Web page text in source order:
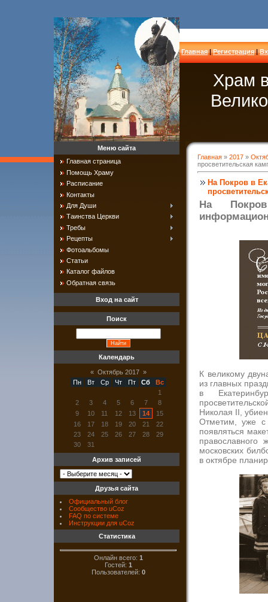
Главная|Регистрация|
Храм
Главная » 2017 »
просветительская
На Покров в
На Покров
К великому
из главных
в
Николая II,
Отметим, уже с
появляться
московских
в октябре
Меню сайта
Главная страница
Помощь Храму
Расписание
Контакты
Для Души
Таинства Церкви
Требы
Рецепты
Фотоальбомы
Статьи
Каталог файлов
Обратная связь
Вход на сайт
Поиск
Календарь
« Октябрь 2017 »
Пн
Вт Ср Чт Пт Сб
Вс
1
2
3 4 5 6 7
8
9
10 11 12 13 14
15
16
17 18 19 20 21
22
23
24 25 26 27 28
29
30
31
Архив записей
Друзья сайта
Официальный блог
Сообщество uCoz
FAQ по системе
Инструкции для uCoz
Статистика
Онлайн всего: 1
Гостей: 1
Пользователей: 0